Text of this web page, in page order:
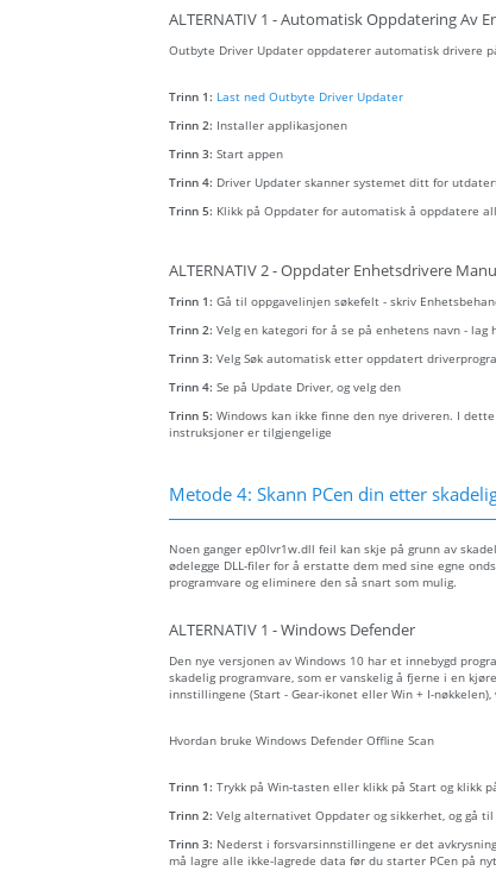
ALTERNATIV 1 - Automatisk Oppdatering Av
Outbyte Driver Updater oppdaterer automatisk drivere
Trinn 1: Last ned Outbyte Driver Updater
Trinn 2: Installer applikasjonen
Trinn 3: Start appen
Trinn 4: Driver Updater skanner systemet ditt for
Trinn 5: Klikk på Oppdater for automatisk å oppdatere
ALTERNATIV 2 - Oppdater Enhetsdrivere
Trinn 1: Gå til oppgavelinjen søkefelt - skriv
Trinn 2: Velg en kategori for å se på enhetens navn -
Trinn 3: Velg Søk automatisk etter oppdatert
Trinn 4: Se på Update Driver, og velg den
Trinn 5: Windows kan ikke finne den nye driveren. I
instruksjoner er tilgjengelige
Metode 4: Skann PCen din etter
Noen ganger ep0lvr1w.dll feil kan skje på grunn av
ødelegge DLL-filer for å erstatte dem med sine egne
programvare og eliminere den så snart som mulig.
ALTERNATIV 1 - Windows Defender
Den nye versjonen av Windows 10 har et innebygd
skadelig programvare, som er vanskelig å fjerne i en
innstillingene (Start - Gear-ikonet eller Win + I-
Hvordan bruke Windows Defender Offline Scan
Trinn 1: Trykk på Win-tasten eller klikk på Start og klikk
Trinn 2: Velg alternativet Oppdater og sikkerhet, og gå
Trinn 3: Nederst i forsvarsinnstillingene er det
må lagre alle ikke-lagrede data før du starter PCen på